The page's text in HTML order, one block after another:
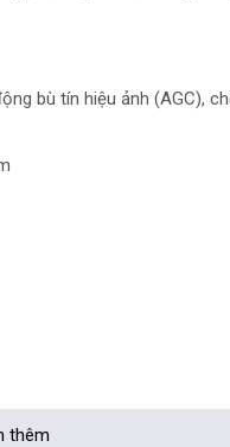
bù tín hiệu ảnh (AGC),
thêm